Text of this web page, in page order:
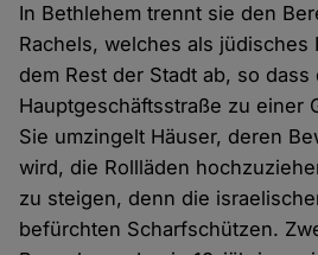
In Bethlehem trennt sie den
Rachels, welches als jüdisches
dem Rest der Stadt ab, so
Hauptgeschäftsstraße zu einer
Sie umzingelt Häuser, deren
wird, die Rollläden
zu steigen, denn die
befürchten Scharfschützen.